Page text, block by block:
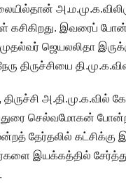
கசிகிறது. இவரைப்
ஜெயலலிதா
திருச்சியை
அ.தி.மு.க.வில்
செல்வமோகன்
தேர்தலில்
இயக்கத்தில் சேர்த்து